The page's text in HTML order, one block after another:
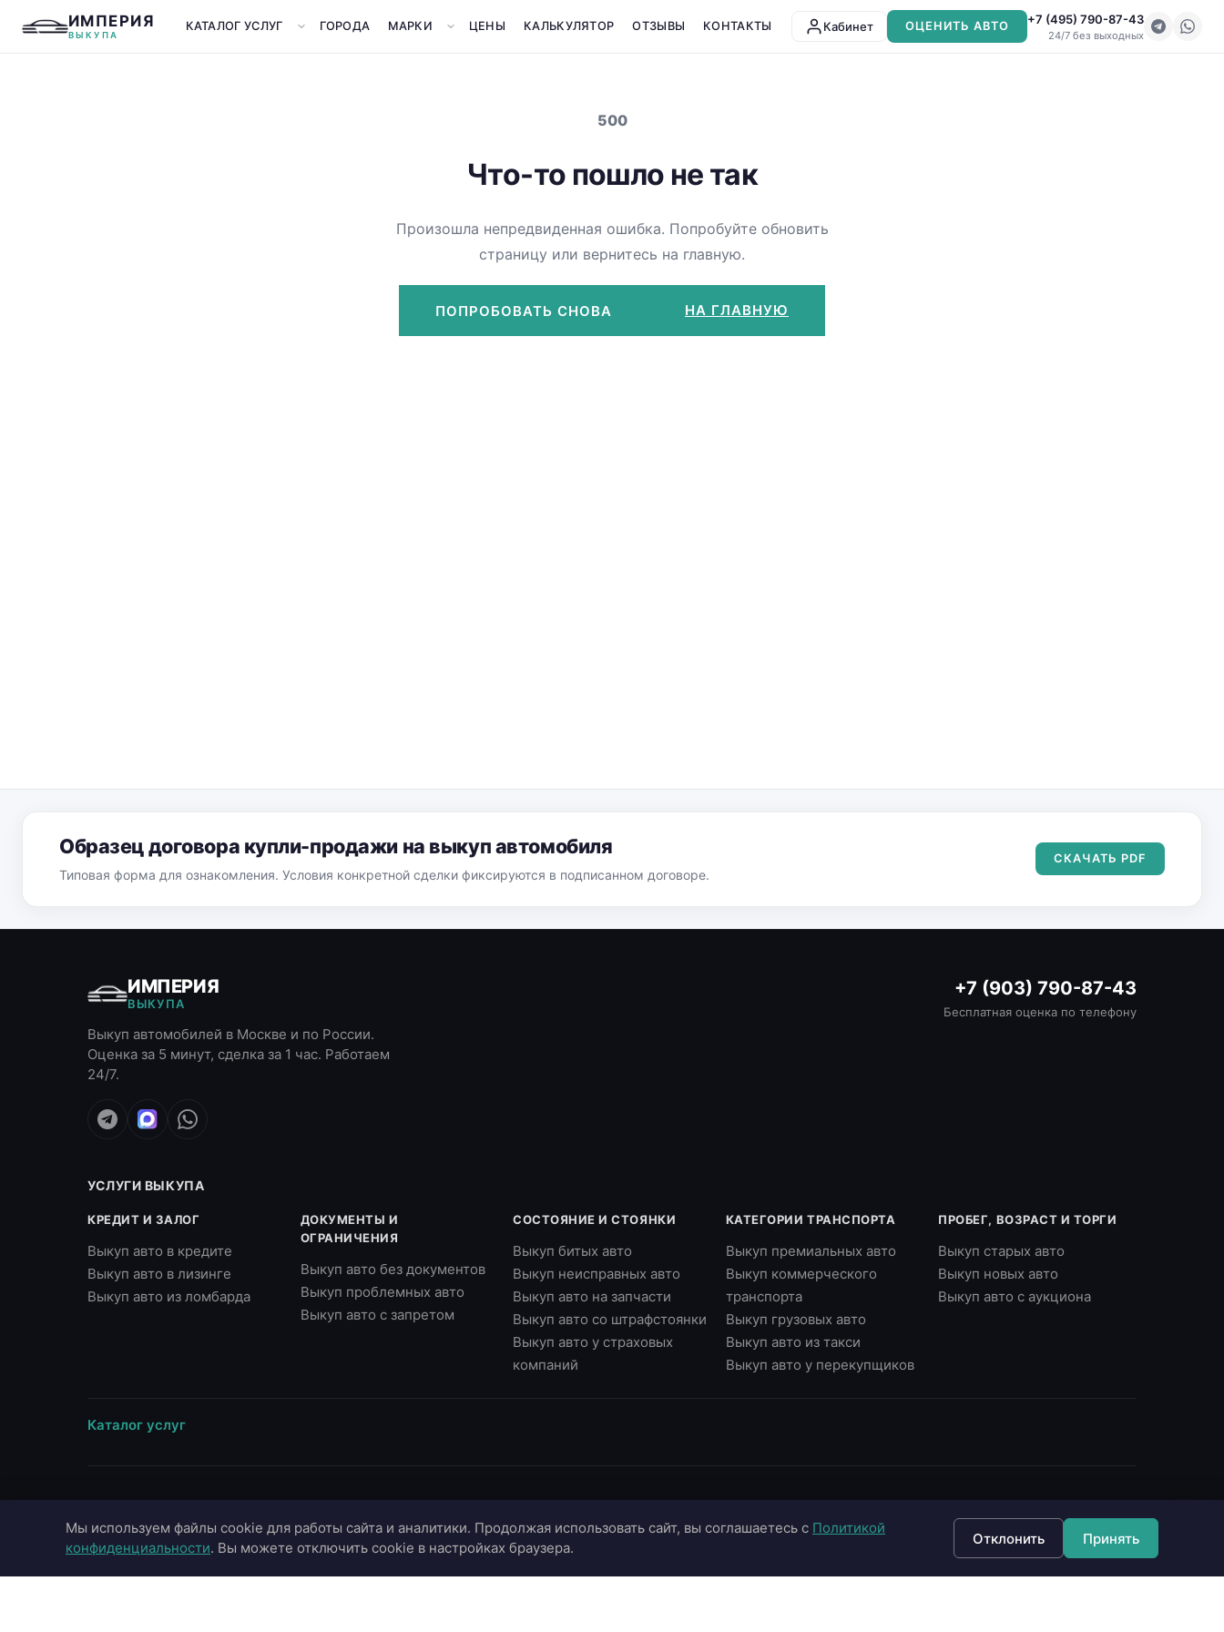
ИМПЕРИЯ
ВЫКУПА
КАТАЛОГ УСЛУГ ГОРОДА МАРКИ ЦЕНЫ КАЛЬКУЛЯТОР ОТЗЫВЫ КОНТАКТЫ Кабинет ОЦЕНИТЬ АВТО +7 (495) 790-87-43
24/7 без выходных
500
Что-то пошло не так
Произошла непредвиденная ошибка. Попробуйте обновить
страницу или вернитесь на главную.
ПОПРОБОВАТЬ СНОВА НА ГЛАВНУЮ
Образец договора купли-продажи на выкуп автомобиля
Типовая форма для ознакомления. Условия конкретной сделки фиксируются в подписанном договоре.
СКАЧАТЬ PDF
ИМПЕРИЯ
ВЫКУПА
Выкуп автомобилей в Москве и по России.
Оценка за 5 минут, сделка за 1 час. Работаем
24/7.
+7 (903) 790-87-43
Бесплатная оценка по телефону
УСЛУГИ ВЫКУПА
КРЕДИТ И ЗАЛОГ
Выкуп авто в кредите
Выкуп авто в лизинге
Выкуп авто из ломбарда
ДОКУМЕНТЫ И
ОГРАНИЧЕНИЯ
Выкуп авто без документов
Выкуп проблемных авто
Выкуп авто с запретом
СОСТОЯНИЕ И СТОЯНКИ
Выкуп битых авто
Выкуп неисправных авто
Выкуп авто на запчасти
Выкуп авто со штрафстоянки
Выкуп авто у страховых
компаний
КАТЕГОРИИ ТРАНСПОРТА
Выкуп премиальных авто
Выкуп коммерческого
транспорта
Выкуп грузовых авто
Выкуп авто из такси
Выкуп авто у перекупщиков
ПРОБЕГ, ВОЗРАСТ И ТОРГИ
Выкуп старых авто
Выкуп новых авто
Выкуп авто с аукциона
Каталог услуг
Москва
Московская область
Toyota
О компании
Портфолио
Страхование ОСАГО
+7 (495) 790-87-43
+7 (903) 790-87-43
Мы используем файлы cookie для работы сайта и аналитики. Продолжая использовать сайт, вы соглашаетесь с Политикой
конфиденциальности. Вы можете отключить cookie в настройках браузера.
Отклонить Принять